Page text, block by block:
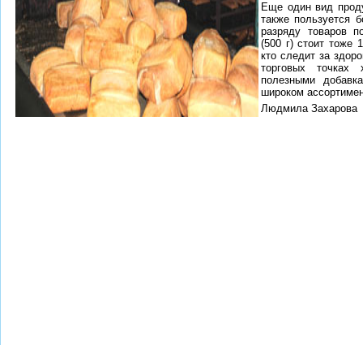
Еще один вид
также пользуется
разряду товаров
(500 г) стоит тоже
кто следит за
торговых
полезными
широком
Людмила Захарова